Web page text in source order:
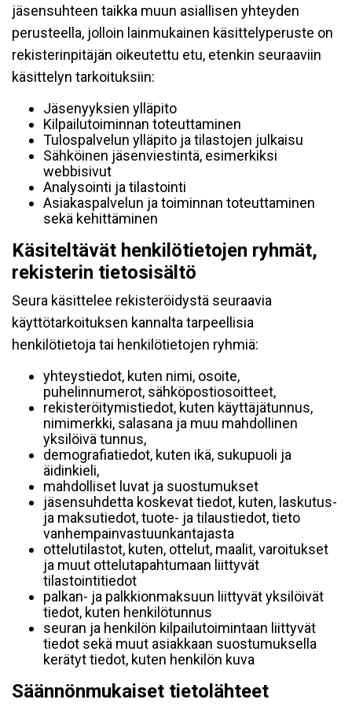
jäsensuhteen taikka muun asiallisen yhteyden
perusteella, jolloin lainmukainen käsittelyperuste on
rekisterinpitäjän oikeutettu etu, etenkin seuraaviin
käsittelyn tarkoituksiin:
Jäsenyyksien ylläpito
Kilpailutoiminnan toteuttaminen
Tulospalvelun ylläpito ja tilastojen julkaisu
Sähköinen jäsenviestintä, esimerkiksi
webbisivut
Analysointi ja tilastointi
Asiakaspalvelun ja toiminnan toteuttaminen
sekä kehittäminen
Käsiteltävät henkilötietojen ryhmät,
rekisterin tietosisältö
Seura käsittelee rekisteröidystä seuraavia
käyttötarkoituksen kannalta tarpeellisia
henkilötietoja tai henkilötietojen ryhmiä:
yhteystiedot, kuten nimi, osoite,
puhelinnumerot, sähköpostiosoitteet,
rekisteröitymistiedot, kuten käyttäjätunnus,
nimimerkki, salasana ja muu mahdollinen
yksilöivä tunnus,
demografiatiedot, kuten ikä, sukupuoli ja
äidinkieli,
mahdolliset luvat ja suostumukset
jäsensuhdetta koskevat tiedot, kuten, laskutus-
ja maksutiedot, tuote- ja tilaustiedot, tieto
vanhempainvastuunkantajasta
ottelutilastot, kuten, ottelut, maalit, varoitukset
ja muut ottelutapahtumaan liittyvät
tilastointitiedot
palkan- ja palkkionmaksuun liittyvät yksilöivät
tiedot, kuten henkilötunnus
seuran ja henkilön kilpailutoimintaan liittyvät
tiedot sekä muut asiakkaan suostumuksella
kerätyt tiedot, kuten henkilön kuva
Säännönmukaiset tietolähteet